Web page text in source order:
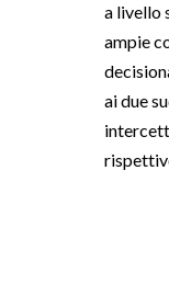
a livello
ampie
ai due